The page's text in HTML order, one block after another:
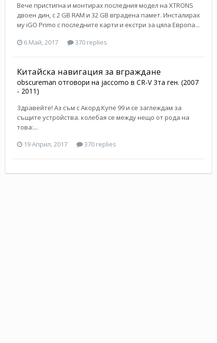
Вече пристигна и монтирах последния модел на XTRONS
двоен дин, с 2 GB RAM и 32 GB вградена памет. Инсталирах
му iGO Primo с последните карти и екстри за цяла Европа...
6 Май, 2017
370 replies
Китайска навигация за вграждане
obscureman отговори на jaccomo в CR-V 3та ген. (2007
- 2011)
Здравейте! Аз съм с Акорд Купе 99 и се заглеждам за
същите устройства. колебая се между нещо от рода на
това:...
19 Април, 2017
370 replies